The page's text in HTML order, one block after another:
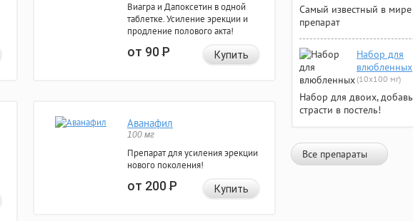
Виагра и Дапоксетин в одной
таблетке. Усиление эрекции и
продление полового акта!
от 90Р Купить
Аванафил
100 мг
Препарат для усиления эрекции
нового поколения!
от 200Р Купить
Самый известный в мире
препарат
Набор для
влюбленных
(10х100 мг)
Набор для двоих, добавь
страсти в постель!
Все препараты